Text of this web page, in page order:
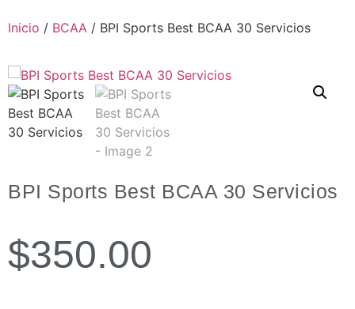
Inicio / BCAA / BPI Sports Best BCAA 30 Servicios
BPI Sports Best BCAA 30 Servicios
$350.00